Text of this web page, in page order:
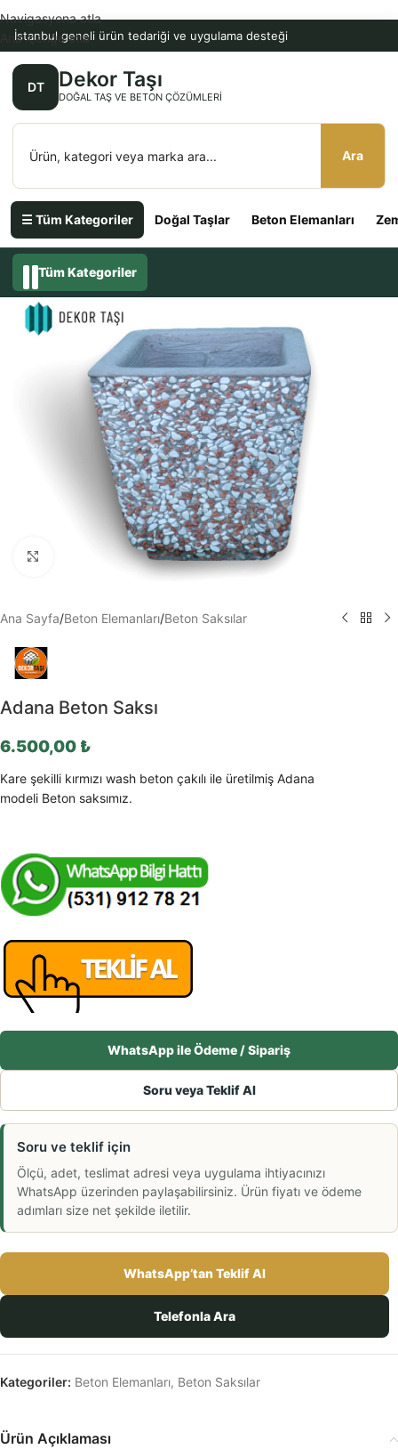
İstanbul geneli ürün tedariği ve uygulama desteği
DT Dekor Taşı
DOĞAL TAŞ VE BETON ÇÖZÜMLERI
Ara
☰ Tüm Kategoriler Doğal Taşlar Beton Elemanları
Navigasyona atla
Ana içeriğe atla
Tüm Kategoriler
Büyütmek için tıklayın
Ana Sayfa/Beton Elemanları/Beton Saksılar
Adana Beton Saksı
6.500,00 ₺
Kare şekilli kırmızı wash beton çakılı ile üretilmiş Adana
modeli Beton saksımız.
WhatsApp ile Ödeme / Sipariş
Soru veya Teklif Al
Soru ve teklif için
Ölçü, adet, teslimat adresi veya uygulama ihtiyacınızı
WhatsApp üzerinden paylaşabilirsiniz. Ürün fiyatı ve ödeme
adımları size net şekilde iletilir.
WhatsApp’tan Teklif Al
Telefonla Ara
Kategoriler: Beton Elemanları, Beton Saksılar
Ürün Açıklaması